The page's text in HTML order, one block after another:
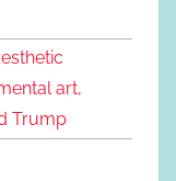
art,
Trump